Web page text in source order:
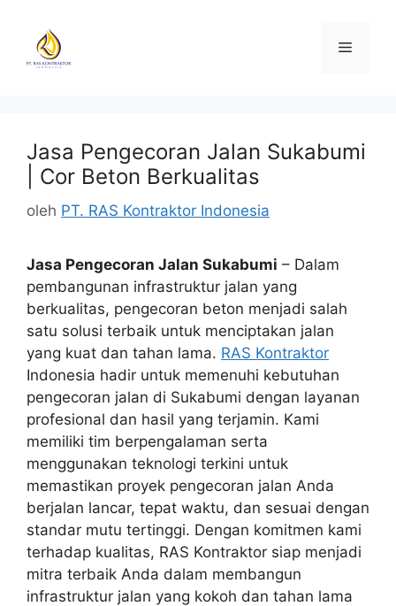
Menu
Jasa Pengecoran Jalan Sukabumi
| Cor Beton Berkualitas
oleh PT. RAS Kontraktor Indonesia
Jasa Pengecoran Jalan Sukabumi – Dalam
pembangunan infrastruktur jalan yang
berkualitas, pengecoran beton menjadi salah
satu solusi terbaik untuk menciptakan jalan
yang kuat dan tahan lama. RAS Kontraktor
Indonesia hadir untuk memenuhi kebutuhan
pengecoran jalan di Sukabumi dengan layanan
profesional dan hasil yang terjamin. Kami
memiliki tim berpengalaman serta
menggunakan teknologi terkini untuk
memastikan proyek pengecoran jalan Anda
berjalan lancar, tepat waktu, dan sesuai dengan
standar mutu tertinggi. Dengan komitmen kami
terhadap kualitas, RAS Kontraktor siap menjadi
mitra terbaik Anda dalam membangun
infrastruktur jalan yang kokoh dan tahan lama